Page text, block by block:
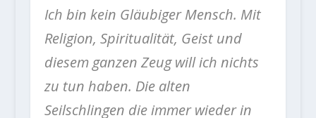
Ich bin kein Gläubiger Mensch. Mit
Religion, Spiritualität, Geist und
diesem ganzen Zeug will ich nichts
zu tun haben. Die alten
Seilschlingen die immer wieder in